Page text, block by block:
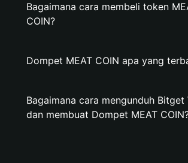
Bagaimana cara membeli token
COIN?
Dompet MEAT COIN apa yang
Bagaimana cara mengunduh Bitget
dan membuat Dompet MEAT